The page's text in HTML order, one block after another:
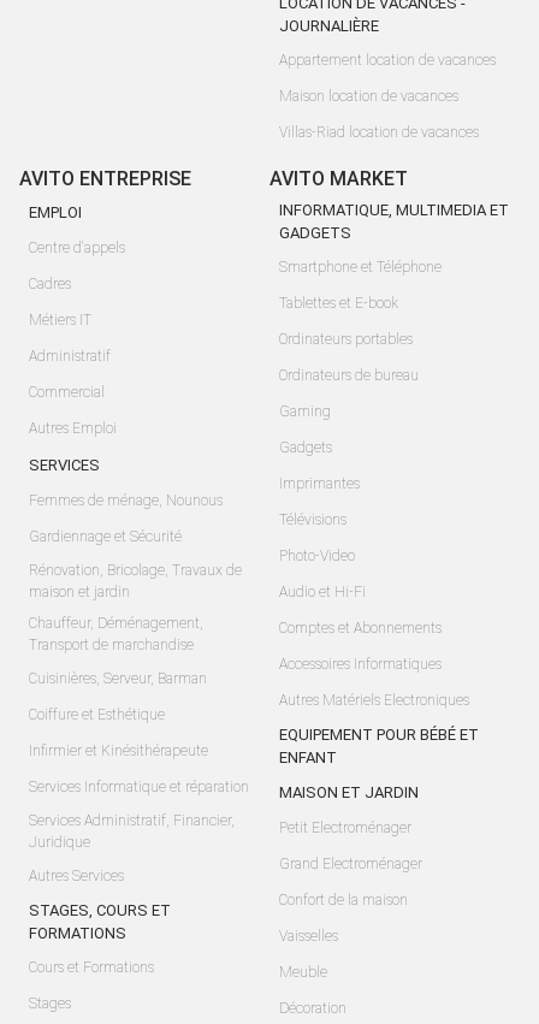
JOURNALIÈRE
Appartement location de vacances
Maison location de vacances
Villas-Riad location de vacances
AVITO ENTREPRISE
EMPLOI
Centre d'appels
Cadres
Métiers IT
Administratif
Commercial
Autres Emploi
SERVICES
Femmes de ménage, Nounous
Gardiennage et Sécurité
Rénovation, Bricolage, Travaux de
maison et jardin
Chauffeur, Déménagement,
Transport de marchandise
Cuisinières, Serveur, Barman
Coiffure et Esthétique
Infirmier et Kinésithérapeute
Services Informatique et réparation
Services Administratif, Financier,
Juridique
Autres Services
STAGES, COURS ET
FORMATIONS
Cours et Formations
Stages
AVITO MARKET
INFORMATIQUE, MULTIMEDIA ET
GADGETS
Smartphone et Téléphone
Tablettes et E-book
Ordinateurs portables
Ordinateurs de bureau
Gaming
Gadgets
Imprimantes
Télévisions
Photo-Video
Audio et Hi-Fi
Comptes et Abonnements
Accessoires Informatiques
Autres Matériels Electroniques
EQUIPEMENT POUR BÉBÉ ET
ENFANT
MAISON ET JARDIN
Petit Electroménager
Grand Electroménager
Confort de la maison
Vaisselles
Meuble
Décoration